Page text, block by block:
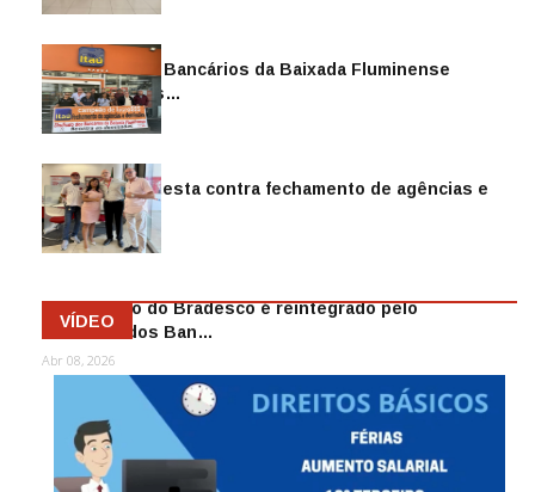
Sindicato dos Bancários da Baixada Fluminense
reintegra mais…
Jul 14, 2026
Sindicato protesta contra fechamento de agências e
as demiss…
Mai 13, 2026
Funcionário do Bradesco é reintegrado pelo
Sindicato dos Ban…
Abr 08, 2026
VÍDEO